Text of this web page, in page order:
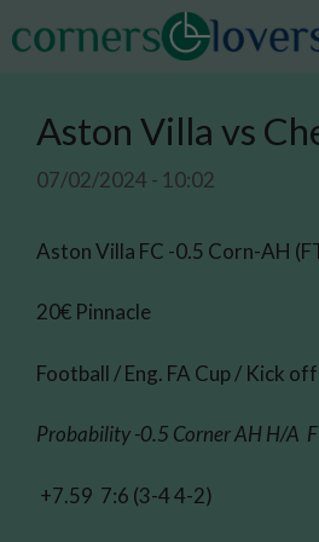
al
Aston Villa vs
07/02/2024 - 10:02
Aston Villa FC -0.5 Corn-AH
20€ Pinnacle
Football / Eng. FA Cup / Kick
Probability -0.5 Corner AH H/A
+7.59 7:6 (3-4 4-2)